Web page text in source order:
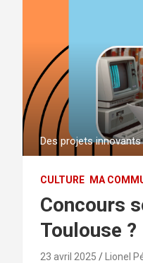
Des projets
CULTURE MA
Concours
Toulouse ?
23 avril 2025 Lionel